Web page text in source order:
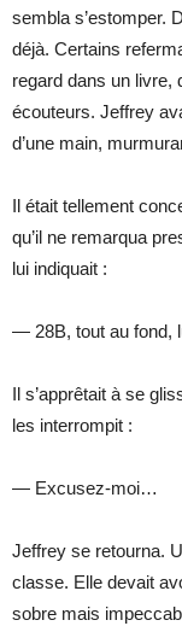
sembla s’estomper.
déjà. Certains
regard dans un livre,
écouteurs. Jeffrey
d’une main,
Il était tellement
qu’il ne remarqua
lui indiquait :
— 28B, tout au fond,
Il s’apprêtait à se
les interrompit :
— Excusez-moi…
Jeffrey se retourna.
classe. Elle devait
sobre mais